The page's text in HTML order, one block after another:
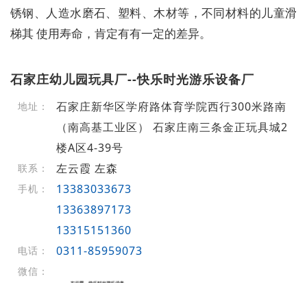
锈钢、人造水磨石、塑料、木材等，不同材料的儿童滑
梯其 使用寿命，肯定有有一定的差异。
石家庄幼儿园玩具厂--快乐时光游乐设备厂
地址：
石家庄新华区学府路体育学院西行300米路南
（南高基工业区） 石家庄南三条金正玩具城2
楼A区4-39号
联系： 左云霞 左森
手机：
13383033673
13363897173
13315151360
电话： 0311-85959073
微信：